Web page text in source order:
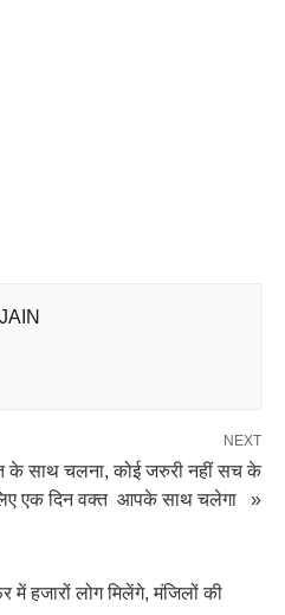
NEXT
साथ चलना, कोई जरुरी नहीं सच के
एक दिन वक्त आपके साथ चलेगा »
हजारों लोग मिलेंगे, मंजिलों की